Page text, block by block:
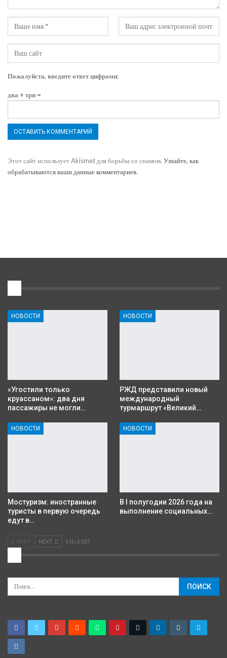
Пожалуйста, введите ответ цифрами:
два + три =
Этот сайт использует Akismet для борьбы со спамом. Узнайте, как
обрабатываются ваши данные комментариев.
НОВОСТИ
«Угостили только
круассаном»: два дня
пассажиры не могли…
НОВОСТИ
РЖД представили новый
международный
турмаршрут «Великий…
НОВОСТИ
Мостуризм: иностранные
туристы в первую очередь
едут в…
НОВОСТИ
В I полугодии 2026 года на
выполнение социальных…
PREV NEXT 1 Из 2 037